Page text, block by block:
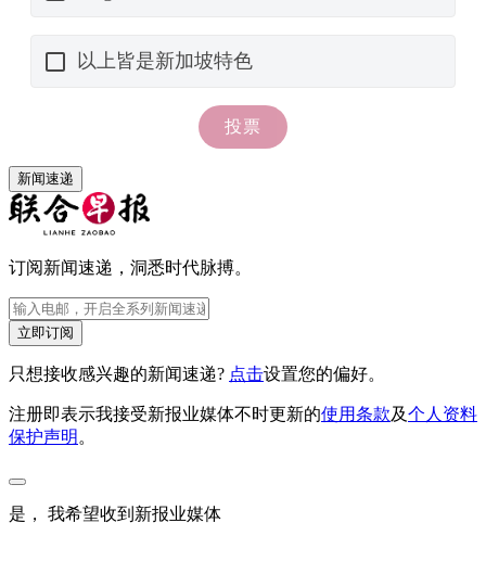
新闻速递
订阅新闻速递，洞悉时代脉搏。
立即订阅
只想接收感兴趣的新闻速递? 点击设置您的偏好。
注册即表示我接受新报业媒体不时更新的使用条款及个人资料
保护声明。
是， 我希望收到新报业媒体